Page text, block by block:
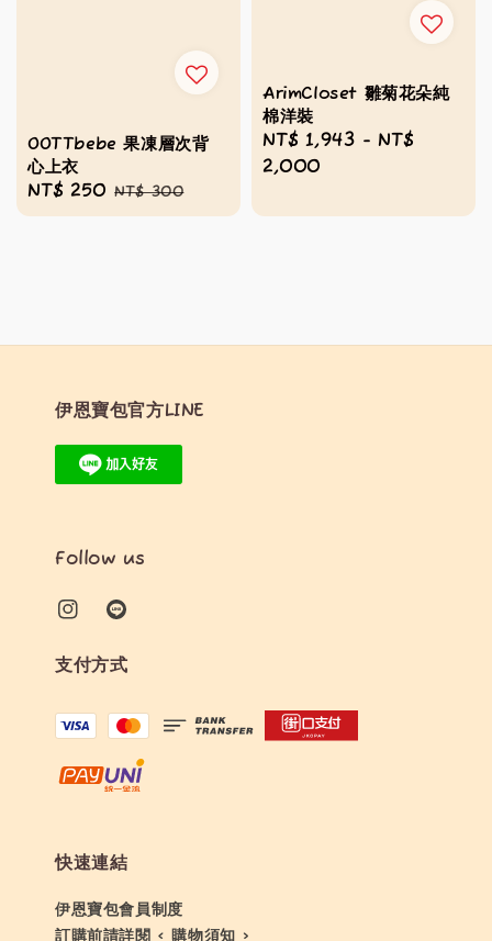
OOTTbebe 果凍層次背
心上衣
Sale
price
NT$ 250 Regular
price
NT$ 300
ArimCloset 雛菊花朵純
棉洋裝
Regular
price
NT$ 1,943 -NT$
2,000
伊恩寶包官方LINE
Follow us
支付方式
快速連結
伊恩寶包會員制度
訂購前請詳閱 < 購物須知 >